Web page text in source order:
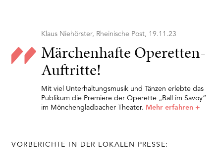
Klaus Niehörster, Rheinische Post, 19.11.23
Märchenhafte Operetten-
Auftritte!
Mit viel Unterhaltungsmusik und Tänzen erlebte das
Publikum die Premiere der Operette „Ball im Savoy“
im Mönchengladbacher Theater. Mehr erfahren +
VORBERICHTE IN DER LOKALEN PRESSE: